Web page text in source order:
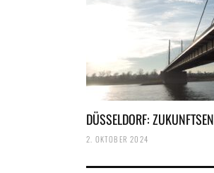
DÜSSELDORF:
2. OKTOBER 2024